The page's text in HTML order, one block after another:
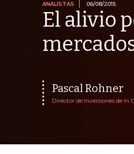
ANALISTAS 06/08/2015
El alivio
Pascal Rohner
Director de Inversiones de In